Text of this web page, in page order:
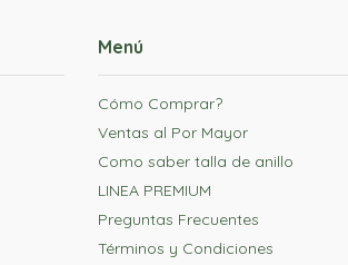
Menú
Cómo Comprar?
Ventas al Por Mayor
Como saber talla de anillo
LINEA PREMIUM
Preguntas Frecuentes
Términos y Condiciones